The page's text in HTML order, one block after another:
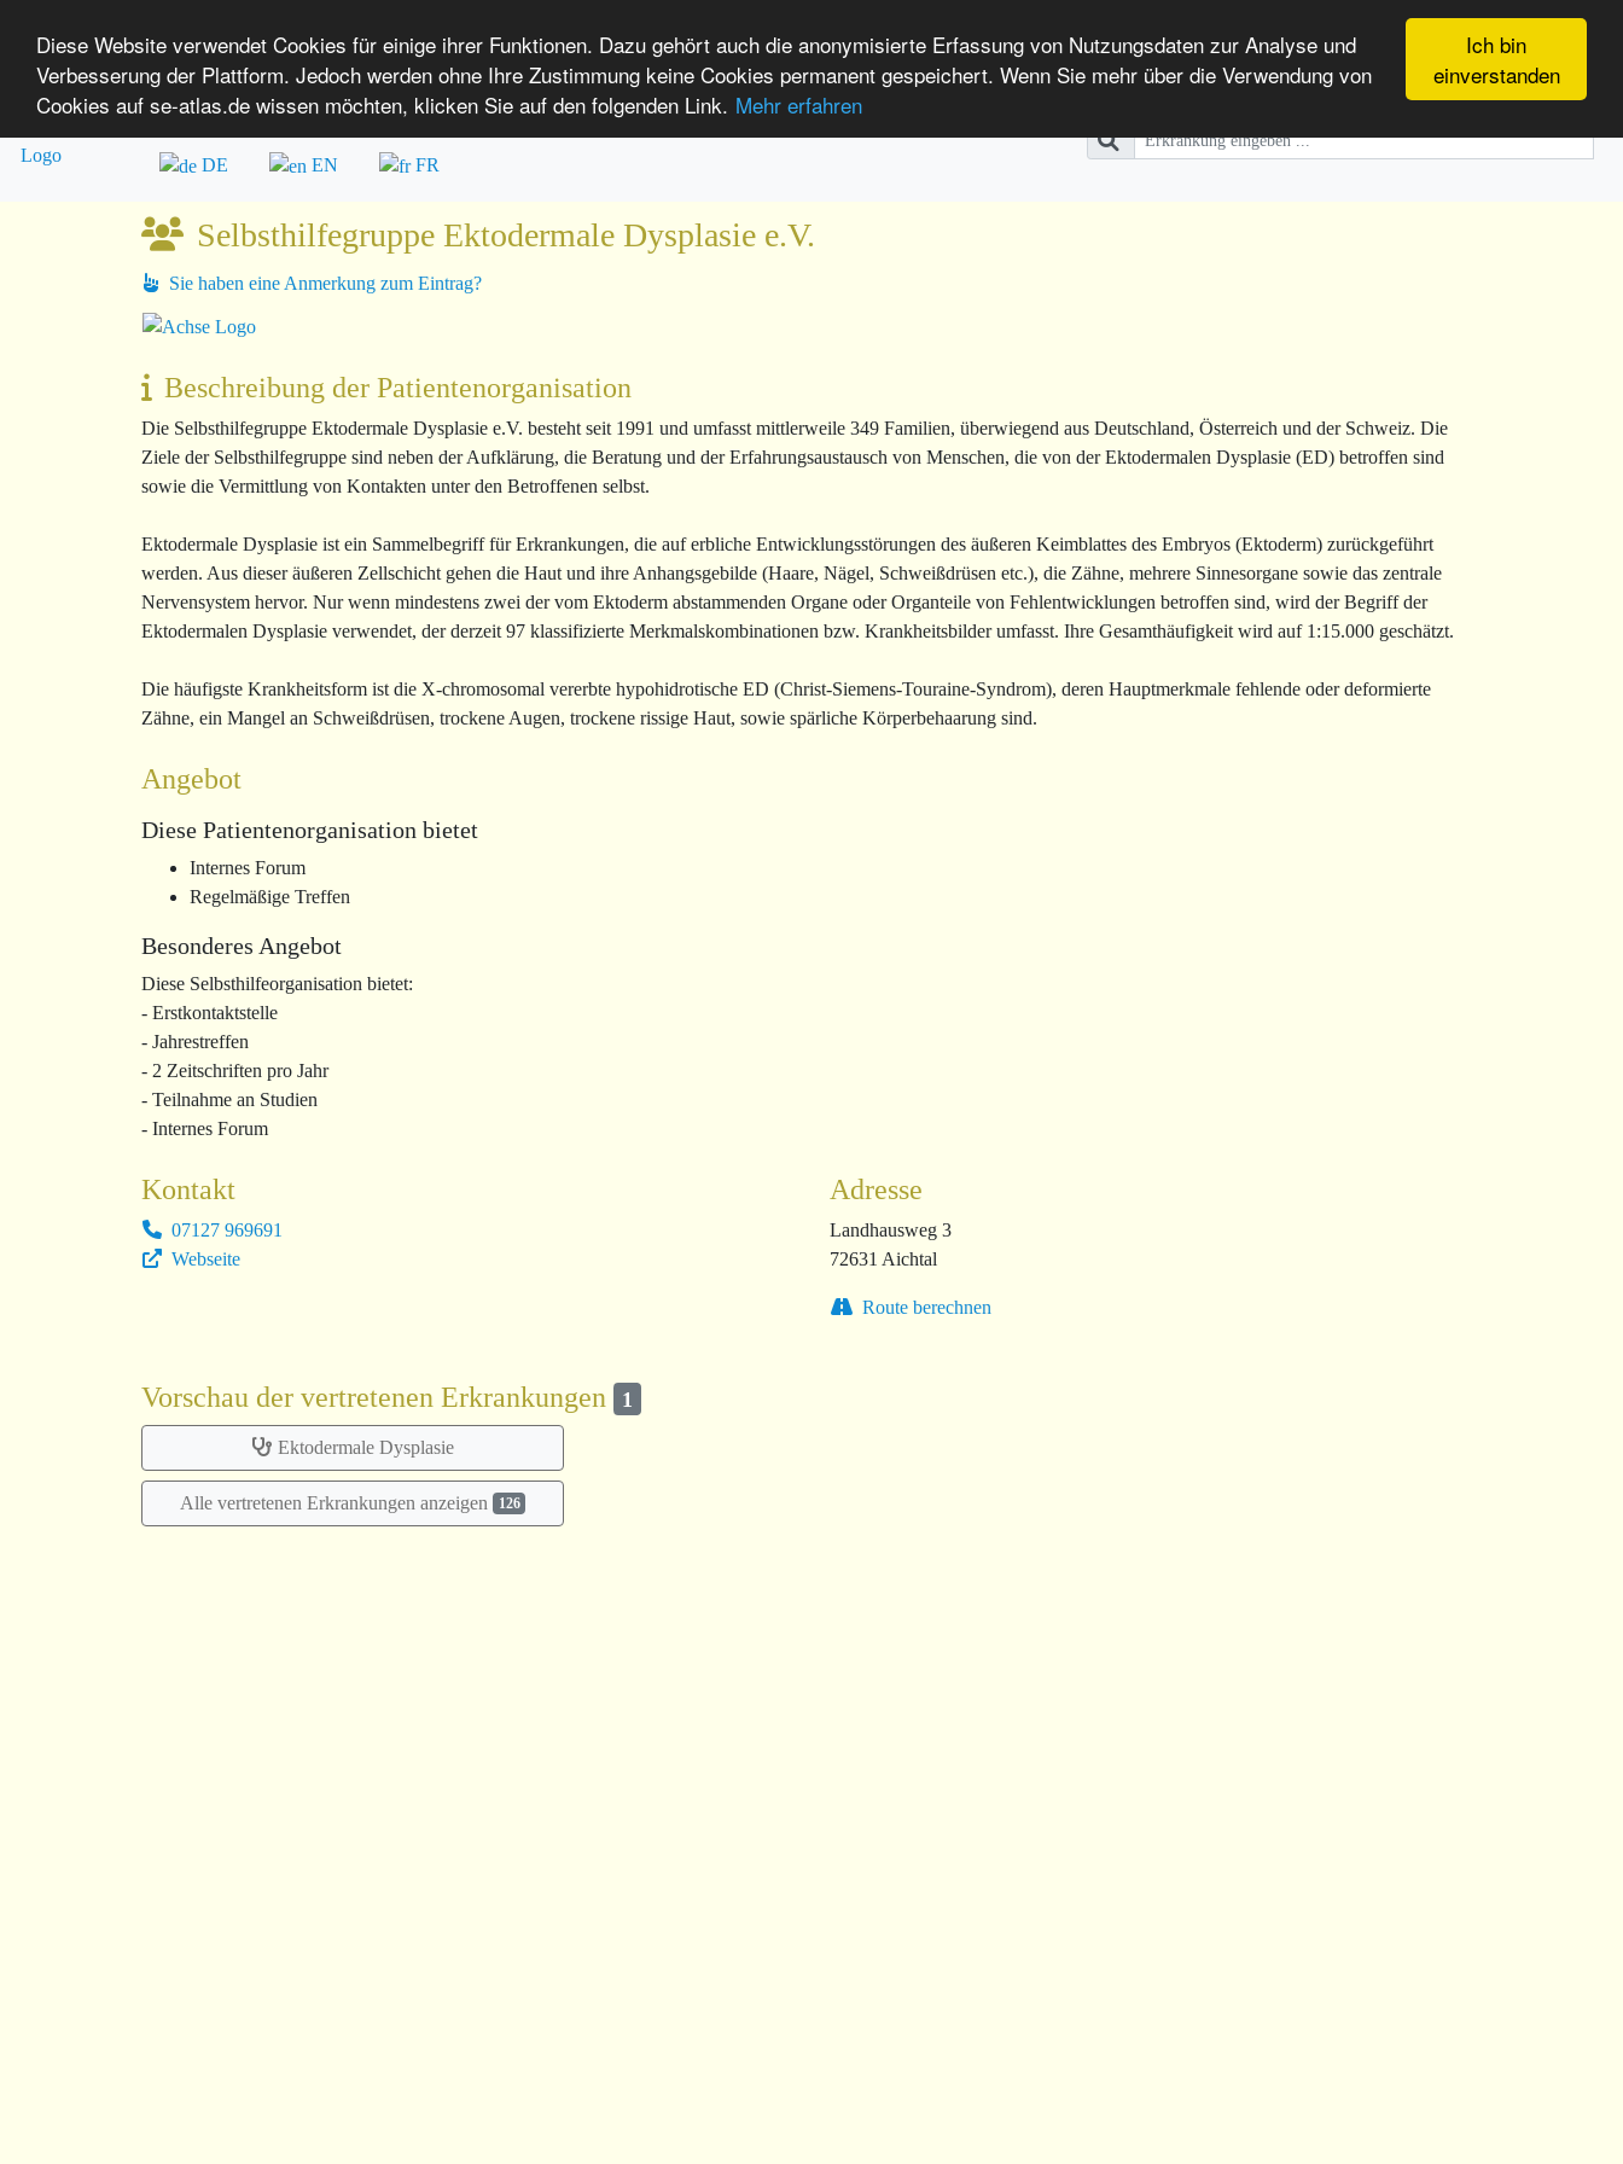
Ich bin
einverstanden
Diese Website verwendet Cookies für einige ihrer Funktionen. Dazu gehört auch die anonymisierte Erfassung von Nutzungsdaten zur Analyse und
Verbesserung der Plattform. Jedoch werden ohne Ihre Zustimmung keine Cookies permanent gespeichert. Wenn Sie mehr über die Verwendung von
Cookies auf se-atlas.de wissen möchten, klicken Sie auf den folgenden Link. Mehr erfahren
SE-ATLAS
Versorgungsatlas für Menschen mit seltenen Erkrankungen
Überblick über Einrichtungen Über uns Anmelden Leichte Sprache International Patients
DE EN FR
Selbsthilfegruppe Ektodermale Dysplasie e.V.
Sie haben eine Anmerkung zum Eintrag?
Beschreibung der Patientenorganisation
Die Selbsthilfegruppe Ektodermale Dysplasie e.V. besteht seit 1991 und umfasst mittlerweile 349 Familien, überwiegend aus Deutschland, Österreich und der Schweiz. Die
Ziele der Selbsthilfegruppe sind neben der Aufklärung, die Beratung und der Erfahrungsaustausch von Menschen, die von der Ektodermalen Dysplasie (ED) betroffen sind
sowie die Vermittlung von Kontakten unter den Betroffenen selbst.
Ektodermale Dysplasie ist ein Sammelbegriff für Erkrankungen, die auf erbliche Entwicklungsstörungen des äußeren Keimblattes des Embryos (Ektoderm) zurückgeführt
werden. Aus dieser äußeren Zellschicht gehen die Haut und ihre Anhangsgebilde (Haare, Nägel, Schweißdrüsen etc.), die Zähne, mehrere Sinnesorgane sowie das zentrale
Nervensystem hervor. Nur wenn mindestens zwei der vom Ektoderm abstammenden Organe oder Organteile von Fehlentwicklungen betroffen sind, wird der Begriff der
Ektodermalen Dysplasie verwendet, der derzeit 97 klassifizierte Merkmalskombinationen bzw. Krankheitsbilder umfasst. Ihre Gesamthäufigkeit wird auf 1:15.000 geschätzt.
Die häufigste Krankheitsform ist die X-chromosomal vererbte hypohidrotische ED (Christ-Siemens-Touraine-Syndrom), deren Hauptmerkmale fehlende oder deformierte
Zähne, ein Mangel an Schweißdrüsen, trockene Augen, trockene rissige Haut, sowie spärliche Körperbehaarung sind.
Angebot
Diese Patientenorganisation bietet
Internes Forum
Regelmäßige Treffen
Besonderes Angebot
Diese Selbsthilfeorganisation bietet:
- Erstkontaktstelle
- Jahrestreffen
- 2 Zeitschriften pro Jahr
- Teilnahme an Studien
- Internes Forum
Kontakt
07127 969691
Webseite
Adresse
Landhausweg 3
72631 Aichtal
Route berechnen
Vorschau der vertretenen Erkrankungen 1
Ektodermale Dysplasie
Alle vertretenen Erkrankungen anzeigen 126